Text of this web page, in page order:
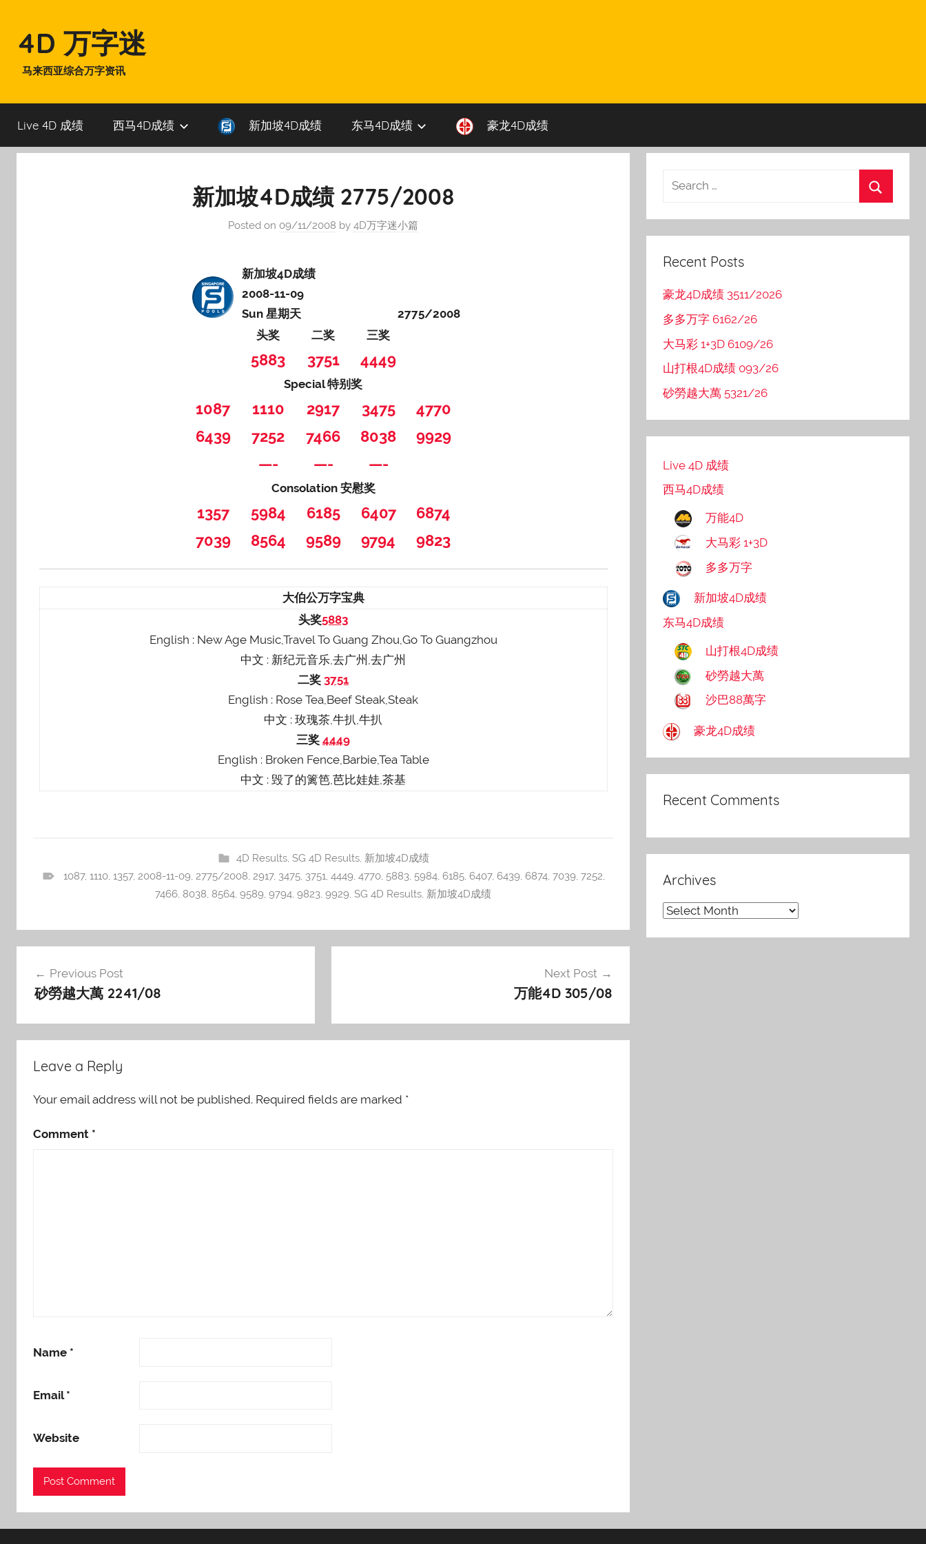
content4D 万字迷
马来西亚综合万字资讯
Live 4D 成绩 西马4D成绩 新加坡4D成绩 东马4D成绩 豪龙4D成绩
新加坡4D成绩 2775/2008
Posted on 09/11/2008 by4D万字迷小篇
新加坡4D成绩
2008-11-09
Sun 星期天
2775/2008
头奖
二奖 三奖
5883 3751 4449
Special 特别奖
1087 1110 2917 3475
4770
6439
7252 7466 8038
9929
—-
—- —-
Consolation 安慰奖
1357 5984 6185 6407
6874
7039
8564 9589 9794 9823
大伯公万字宝典
头奖5883
English : New Age Music,Travel To Guang Zhou,Go To Guangzhou
中文 : 新纪元音乐,去广州,去广州
二奖 3751
English : Rose Tea,Beef Steak,Steak
中文 : 玫瑰茶,牛扒,牛扒
三奖 4449
English : Broken Fence,Barbie,Tea Table
中文 : 毁了的篱笆,芭比娃娃,茶基
4D Results, SG 4D Results, 新加坡4D成绩
1087, 1110, 1357, 2008-11-09, 2775/2008, 2917, 3475, 3751, 4449, 4770, 5883, 5984, 6185, 6407, 6439, 6874, 7039, 7252,
7466, 8038, 8564,9589,9794,9823,9929,SG 4D Results, 新加坡4D成绩
navigation
Previous Post
砂勞越大萬 2241/08
Next Post
万能4D 305/08
Leave a Reply
Your email address will not be published. Required fields are marked *
Comment *
Name *
Email*
Website
Recent Posts
豪龙4D成绩 3511/2026
多多万字 6162/26
大马彩 1+3D 6109/26
山打根4D成绩 093/26
砂勞越大萬 5321/26
Live 4D 成绩
西马4D成绩
万能4D
大马彩 1+3D
多多万字
新加坡4D成绩
东马4D成绩
山打根4D成绩
砂勞越大萬
沙巴88萬字
豪龙4D成绩
Recent Comments
Archives
Archives